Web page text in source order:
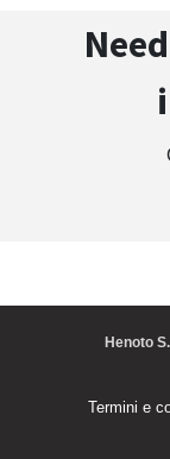
Henoto
Termini e